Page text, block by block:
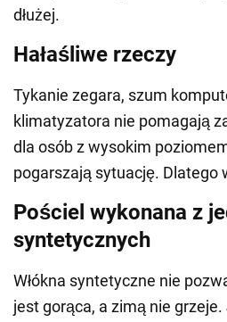
dłużej.
Hałaśliwe rzeczy
Tykanie zegara, szum
klimatyzatora nie pomagają
dla osób z wysokim
pogarszają sytuację. Dlatego
Pościel wykonana z
syntetycznych
Włókna syntetyczne nie
jest gorąca, a zimą nie